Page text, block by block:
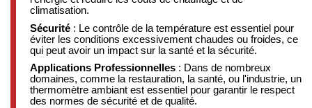
climatisation.
Sécurité : Le contrôle de la température est essentiel pour
éviter les conditions excessivement chaudes ou froides, ce
qui peut avoir un impact sur la santé et la sécurité.
Applications Professionnelles : Dans de nombreux
domaines, comme la restauration, la santé, ou l'industrie, un
thermomètre ambiant est essentiel pour garantir le respect
des normes de sécurité et de qualité.